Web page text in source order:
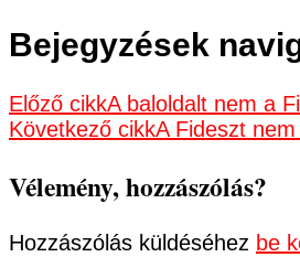
Bejegyzések
Előző cikkA baloldalt nem a
Következő cikkA Fideszt
Vélemény, hozzászólás?
Hozzászólás küldéséhez be